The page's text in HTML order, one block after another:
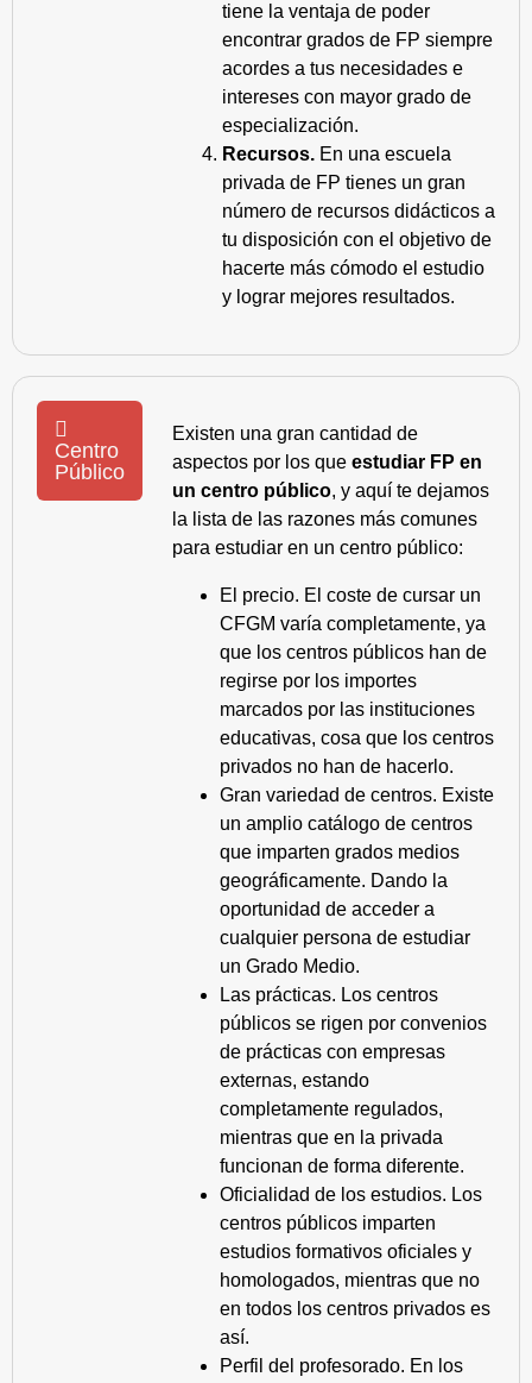
tiene la ventaja de poder
encontrar grados de FP siempre
acordes a tus necesidades e
intereses con mayor grado de
especialización.
Recursos. En una escuela
privada de FP tienes un gran
número de recursos didácticos a
tu disposición con el objetivo de
hacerte más cómodo el estudio
y lograr mejores resultados.
Centro
Público
Existen una gran cantidad de
aspectos por los que estudiar FP en
un centro público, y aquí te dejamos
la lista de las razones más comunes
para estudiar en un centro público:
El precio. El coste de cursar un
CFGM varía completamente, ya
que los centros públicos han de
regirse por los importes
marcados por las instituciones
educativas, cosa que los centros
privados no han de hacerlo.
Gran variedad de centros. Existe
un amplio catálogo de centros
que imparten grados medios
geográficamente. Dando la
oportunidad de acceder a
cualquier persona de estudiar
un Grado Medio.
Las prácticas. Los centros
públicos se rigen por convenios
de prácticas con empresas
externas, estando
completamente regulados,
mientras que en la privada
funcionan de forma diferente.
Oficialidad de los estudios. Los
centros públicos imparten
estudios formativos oficiales y
homologados, mientras que no
en todos los centros privados es
así.
Perfil del profesorado. En los